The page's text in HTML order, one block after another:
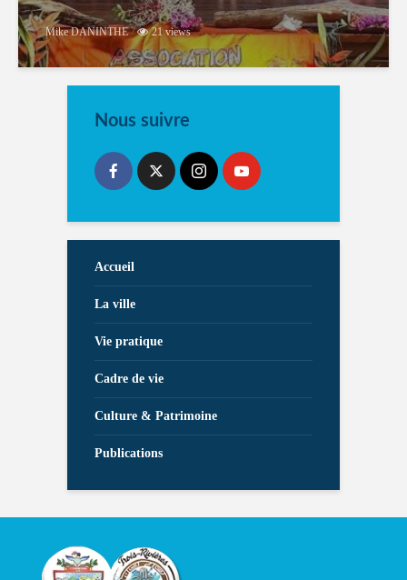
Mike DANINTHE 21 views
Nous suivre
Accueil
La ville
Vie pratique
Cadre de vie
Culture & Patrimoine
Publications